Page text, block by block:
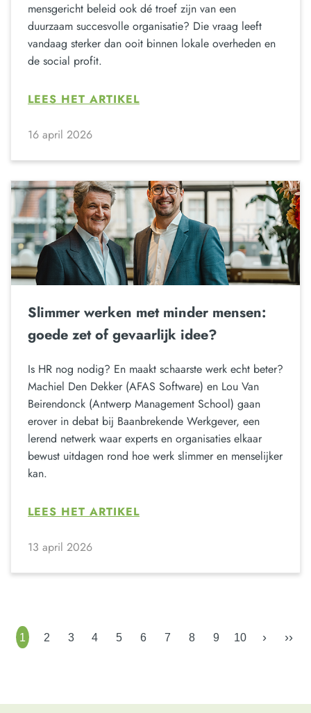
mensgericht beleid ook dé troef zijn van een
duurzaam succesvolle organisatie? Die vraag leeft
vandaag sterker dan ooit binnen lokale overheden en
de social profit.
LEES HET ARTIKEL
16 april 2026
Slimmer werken met minder mensen:
goede zet of gevaarlijk idee?
Is HR nog nodig? En maakt schaarste werk echt beter?
Machiel Den Dekker (AFAS Software) en Lou Van
Beirendonck (Antwerp Management School) gaan
erover in debat bij Baanbrekende Werkgever, een
lerend netwerk waar experts en organisaties elkaar
bewust uitdagen rond hoe werk slimmer en menselijker
kan.
LEES HET ARTIKEL
13 april 2026
1 2 3 4 5 6 7 8 9 10 › ››